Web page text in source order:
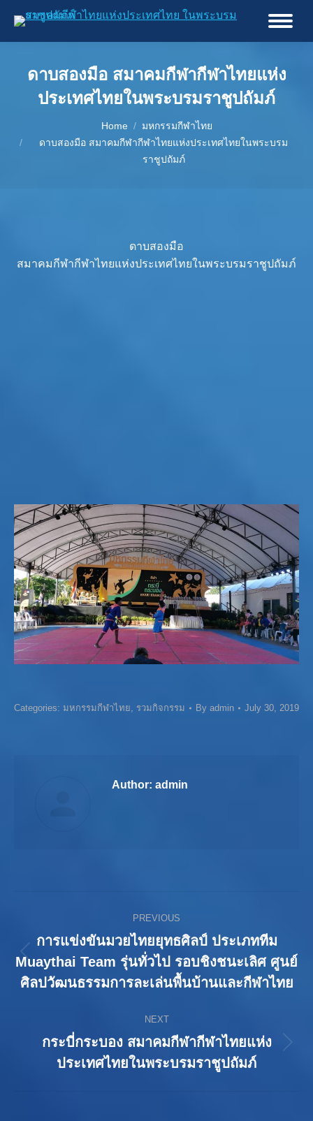
ดาบสองมือ สมาคมกีฬากีฬาไทยแห่ง
ประเทศไทยในพระบรมราชูปถัมภ์
Home
มหกรรมกีฬาไทย
ดาบสองมือ สมาคมกีฬากีฬาไทยแห่งประเทศไทยในพระบรม
ราชูปถัมภ์
ดาบสองมือ
สมาคมกีฬากีฬาไทยแห่งประเทศไทยในพระบรมราชูปถัมภ์
Categories: มหกรรมกีฬาไทย, รวมกิจกรรม By admin July 30, 2019
Author: admin
navigation
PREVIOUS
Previous
post:
การแข่งขันมวยไทยยุทธศิลป์ ประเภททีม
Muaythai Team รุ่นทั่วไป รอบชิงชนะเลิศ ศูนย์
ศิลปวัฒนธรรมการละเล่นพื้นบ้านและกีฬาไทย
NEXT
Next
post:
กระบี่กระบอง สมาคมกีฬากีฬาไทยแห่ง
ประเทศไทยในพระบรมราชูปถัมภ์